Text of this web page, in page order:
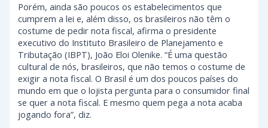
Porém, ainda são poucos os estabelecimentos que
cumprem a lei e, além disso, os brasileiros não têm o
costume de pedir nota fiscal, afirma o presidente
executivo do Instituto Brasileiro de Planejamento e
Tributação (IBPT), João Eloi Olenike. “É uma questão
cultural de nós, brasileiros, que não temos o costume de
exigir a nota fiscal. O Brasil é um dos poucos países do
mundo em que o lojista pergunta para o consumidor final
se quer a nota fiscal. E mesmo quem pega a nota acaba
jogando fora”, diz.